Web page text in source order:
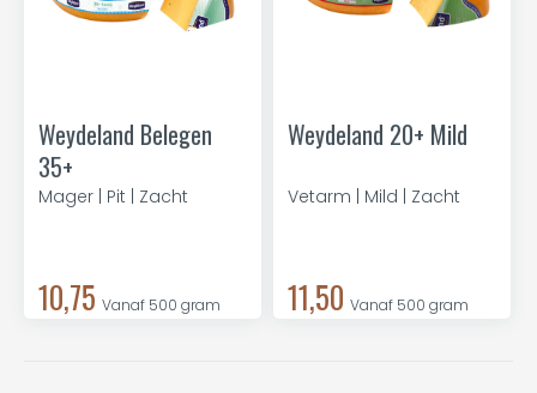
Weydeland Belegen
35+
Mager | Pit | Zacht
10,75 Vanaf 500 gram
Weydeland 20+ Mild
Vetarm | Mild | Zacht
11,50 Vanaf 500 gram